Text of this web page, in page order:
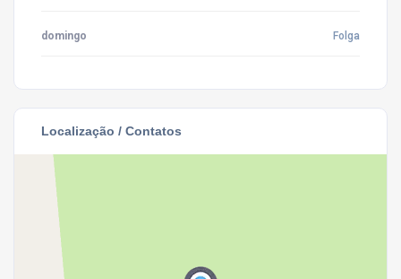
domingo Folga
Localização / Contatos